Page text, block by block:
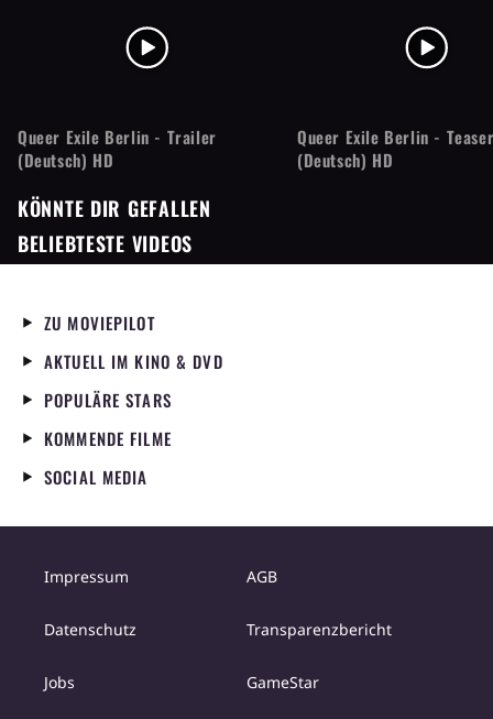
Queer Exile Berlin - Trailer
(Deutsch) HD
Queer Exile Berlin -
(Deutsch) HD
KÖNNTE DIR GEFALLEN
BELIEBTESTE VIDEOS
ZU MOVIEPILOT
AKTUELL IM KINO & DVD
POPULÄRE STARS
KOMMENDE FILME
SOCIAL MEDIA
Impressum AGB
Datenschutz Transparenzbericht
Jobs GameStar